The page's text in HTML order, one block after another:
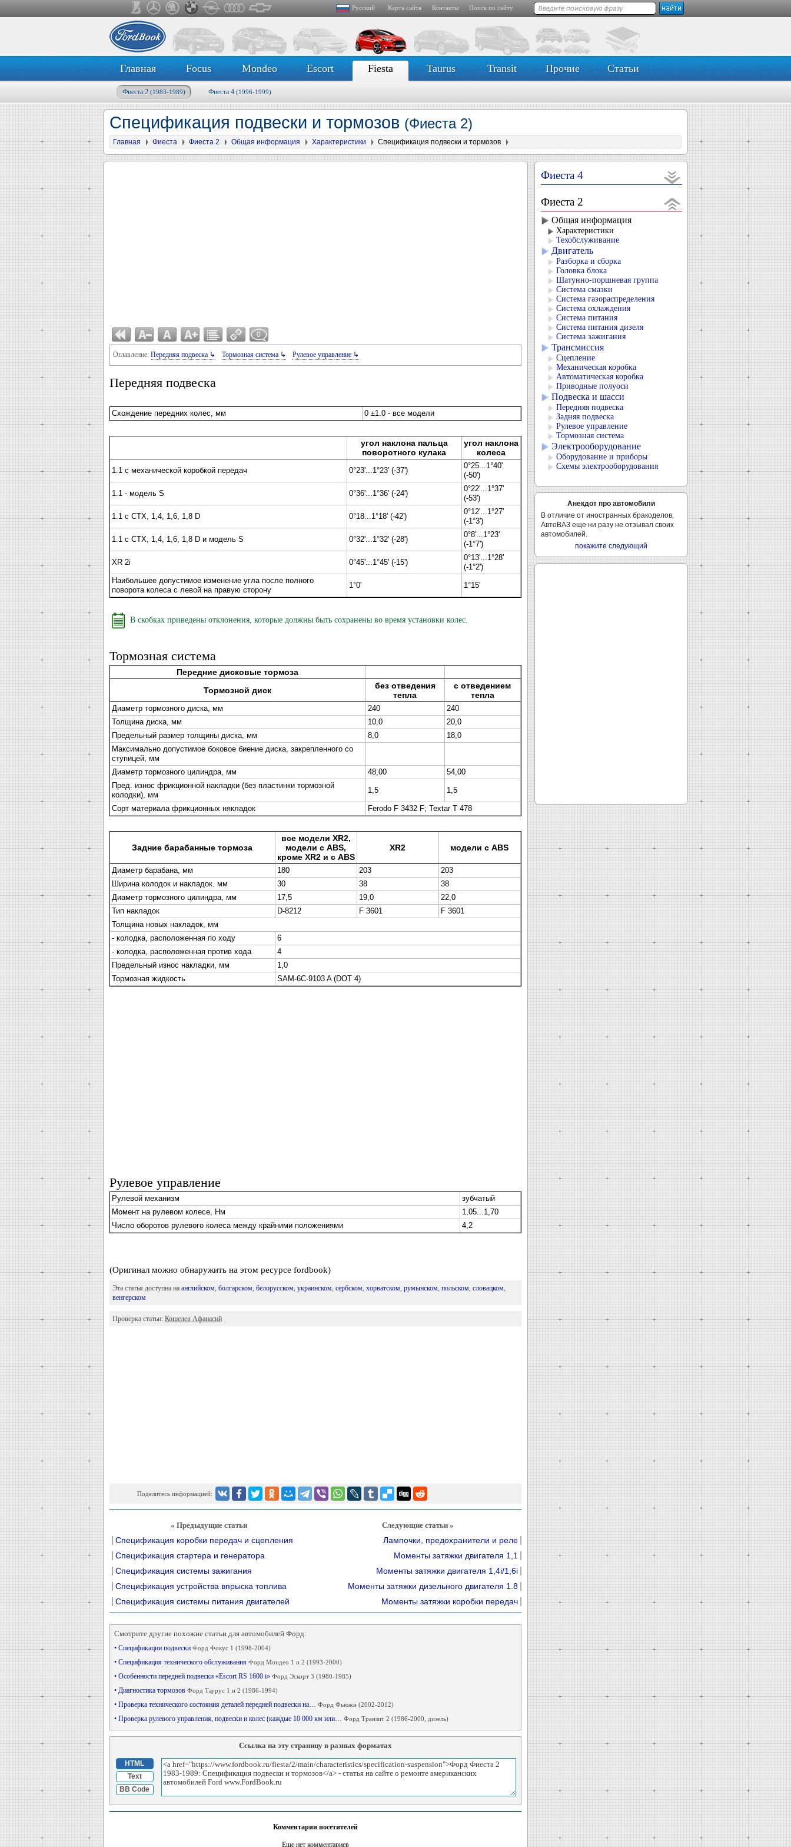
Русский Карта сайта Контакты Поиск по сайту
Главная Focus Mondeo Escort Fiesta Taurus Transit Прочие Статьи
Фиеста 2 (1983-1989) Фиеста 4 (1996-1999)
Спецификация подвески и тормозов (Фиеста 2)
Главная Фиеста Фиеста 2 Общая информация Характеристики Спецификация подвески и тормозов
0
Оглавление: Передняя подвеска ↳ Тормозная система ↳ Рулевое управление ↳
Передняя подвеска
Схождение передних колес, мм 0 ±1.0 - все модели
угол наклона пальца
поворотного кулака
угол наклона
колеса
1.1 с механической коробкой передач 0°23'...1°23' (-37')
0°25...1°40'
(-50')
1.1 - модель S 0°36'...1°36' (-24')
0°22'...1°37'
(-53')
1.1 с СТХ, 1,4, 1,6, 1,8 D 0°18...1°18' (-42')
0°12'...1°27'
(-1°3')
1.1 с СТХ, 1,4, 1,6, 1,8 D и модель S 0°32'...1°32' (-28')
0°8'...1°23'
(-1°7')
XR 2i 0°45'...1°45' (-15')
0°13'...1°28'
(-1°2')
Наибольшее допустимое изменение угла после полного
поворота колеса с левой на правую сторону
1°0' 1°15'
В скобках приведены отклонения, которые должны быть сохранены во время установки колес.
Тормозная система
Передние дисковые тормоза
Тормозной диск
без отведения
тепла
с отведением
тепла
Диаметр тормозного диска, мм 240
240
Толщина диска, мм
10,0
20,0
Предельный размер толщины диска, мм
8,0
18,0
Максимально допустимое боковое биение диска, закрепленного со
ступицей, мм
Диаметр тормозного цилиндра, мм
48,00
54,00
Пред. износ фрикционной накладки (без пластинки тормозной
колодки), мм
1,5 1,5
Сорт материала фрикционных някладок Ferodo F 3432 F; Textar Т 478
Задние барабанные тормоза
все модели XR2,
модели с ABS,
кроме XR2 и с ABS
XR2 модели с ABS
Диаметр барабана, мм 180 203
203
Ширина колодок и накладок. мм
30 38
38
Диаметр тормозного цилиндра, мм
17,5 19,0
22,0
Тип накладок
D-8212 F 3601
F 3601
Толщина новых накладок, мм
- колодка, расположенная по ходу
6
- колодка, расположенная против хода
4
Предельный износ накладки, мм
1,0
Тормозная жидкость
SAM-6C-9103 A (DOT 4)
Рулевое управление
Рулевой механизм
зубчатый
Момент на рулевом колесе, Нм
1,05...1,70
Число оборотов рулевого колеса между крайними положениями
4,2
(Оригинал можно обнаружить на этом ресурсе fordbook)
Эта статья доступна на английском, болгарском, белорусском, украинском, сербском, хорватском, румынском, польском, словацком,
венгерском
Проверка статьи: Кошелев Афанасий
Поделитесь информацией:
« Предыдущие статьи
Спецификация коробки передач и сцепления
Спецификация стартера и генератора
Спецификация системы зажигания
Спецификация устройства впрыска топлива
Спецификация системы питания двигателей
Следующие статьи »
Лампочки, предохранители и реле
Моменты затяжки двигателя 1,1
Моменты затяжки двигателя 1,4i/1,6i
Моменты затяжки дизельного двигателя 1.8
Моменты затяжки коробки передач
Смотрите другие похожие статьи для автомобилей Форд:
• Спецификации подвески Форд Фокус 1 (1998-2004)
• Спецификация технического обслуживания Форд Мондео 1 и 2 (1993-2000)
• Особенности передней подвески «Escort RS 1600 i» Форд Эскорт 3 (1980-1985)
• Диагностика тормозов Форд Таурус 1 и 2 (1986-1994)
• Проверка технического состояния деталей передней подвески на… Форд Фьюжн (2002-2012)
• Проверка рулевого управления, подвески и колес (каждые 10 000 км или… Форд Транзит 2 (1986-2000, дизель)
Ссылка на эту страницу в разных форматах
HTML
Text
BB Code
Комментарии посетителей
Еще нет комментариев
Фиеста 4
Фиеста 2
Общая информация
Характеристики
Техобслуживание
Двигатель
Разборка и сборка
Головка блока
Шатунно-поршневая группа
Система смазки
Система газораспределения
Система охлаждения
Система питания
Система питания дизеля
Система зажигания
Трансмиссия
Сцепление
Механическая коробка
Автоматическая коробка
Приводные полуоси
Подвеска и шасси
Передняя подвеска
Задняя подвеска
Рулевое управление
Тормозная система
Электрооборудование
Оборудование и приборы
Схемы электрооборудования
Анекдот про автомобили
В отличие от иностранных бракоделов,
АвтоВАЗ еще ни разу не отзывал своих
автомобилей.
покажите следующий